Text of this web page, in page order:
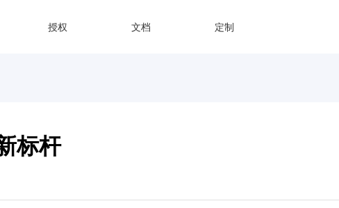
授权 文档 定制
标杆